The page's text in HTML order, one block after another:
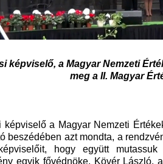
képviselő, a Magyar Nemzeti
meg a II. Magyar
képviselő a Magyar Nemzeti
beszédében azt mondta, a
hogy együtt
egyik fővédnöke, Kövér László,